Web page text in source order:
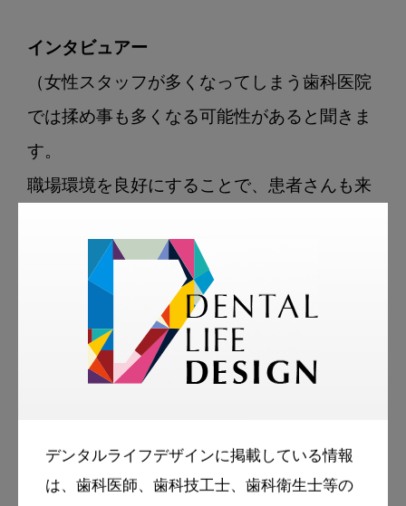
デンタルライフデザインに掲載している情報
は、歯科医師、歯科技工士、歯科衛生士等の
インタビュアー
（女性スタッフが多くなってしまう歯科医院
では揉め事も多くなる可能性があると聞きま
す。
職場環境を良好にすることで、患者さんも来
聞き役に徹することでコミュニケーションを
円滑にできるという先生の工夫を聞かせてい
ただきました。）
職場の上司や同僚、歯科衛生士にどのような
若手女性歯科医師